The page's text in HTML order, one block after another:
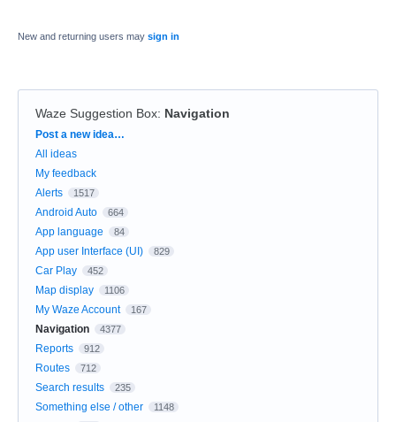
New and returning users may sign in
Waze Suggestion Box: Navigation
Categories
Post a new idea…
All ideas
My feedback
Alerts
1517
Android Auto 664
App language 84
App user Interface (UI) 829
Car Play 452
Map display 1106
My Waze Account 167
Navigation 4377
Reports 912
Routes 712
Search results 235
Something else / other 1148